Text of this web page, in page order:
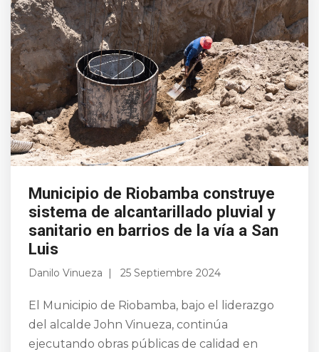
Municipio de Riobamba construye
sistema de alcantarillado pluvial y
sanitario en barrios de la vía a San
Luis
Danilo Vinueza 25 Septiembre 2024
El Municipio de Riobamba, bajo el liderazgo
del alcalde John Vinueza, continúa
ejecutando obras públicas de calidad en